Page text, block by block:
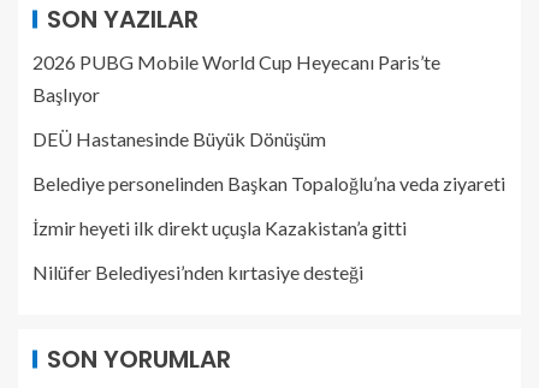
SON YAZILAR
2026 PUBG Mobile World Cup Heyecanı Paris’te
Başlıyor
DEÜ Hastanesinde Büyük Dönüşüm
Belediye personelinden Başkan Topaloğlu’na veda ziyareti
İzmir heyeti ilk direkt uçuşla Kazakistan’a gitti
Nilüfer Belediyesi’nden kırtasiye desteği
SON YORUMLAR